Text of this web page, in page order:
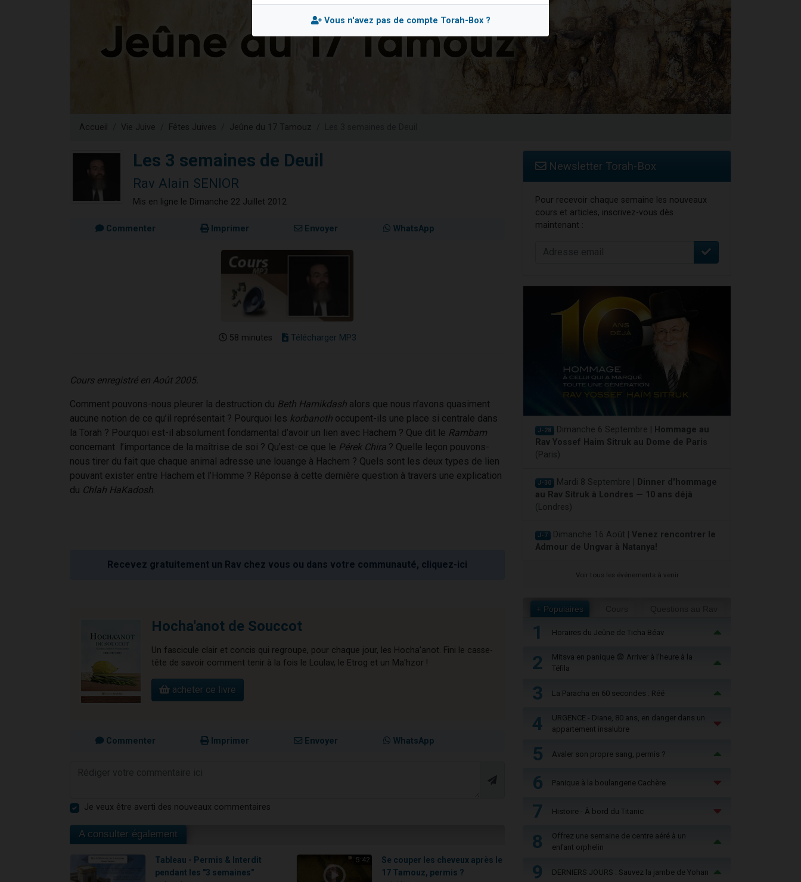
4 personnes viennent de nous rejoindre sur WhatsApp
Accueil Vie Juive Fêtes Juives Jeûne du 17 Tamouz
Les 3 semaines de Deuil
Rav Alain SENIOR
Mis en ligne le Dimanche 22 Juillet 2012
Commenter Imprimer Envoyer WhatsApp
58 minutes Télécharger MP3
Cours enregistré en Août 2005.
Comment pouvons-nous pleurer la destruction du Beth Hamikdash alors que nous n’avons quasiment
aucune notion de ce qu’il représentait ? Pourquoi les korbanoth occupent-ils une place si centrale dans
la Torah ? Pourquoi est-il absolument fondamental d’avoir un lien avec Hachem ? Que dit le Rambam
concernant l’importance de la maîtrise de soi ? Qu’est-ce que le Pérek Chira ? Quelle leçon pouvons-
nous tirer du fait que chaque animal adresse une louange à Hachem ? Quels sont les deux types de lien
pouvant exister entre Hachem et l’Homme ? Réponse à cette dernière question à travers une explication
du Chlah HaKadosh.
Recevez gratuitement un Rav chez vous ou dans votre communauté, cliquez-ici
Hocha'anot de Souccot
Un fascicule clair et concis qui regroupe, pour chaque jour, les Hocha'anot. Fini le casse-
tête de savoir comment tenir à la fois le Loulav, le Etrog et un Ma'hzor !
acheter ce livre
Commenter Imprimer Envoyer WhatsApp
Je veux être averti des nouveaux commentaires
A consulter également
Tableau - Permis & Interdit
pendant les "3 semaines"
5:42
Se couper les cheveux après le
17 Tamouz, permis ?
Newsletter Torah-Box
Pour recevoir chaque semaine les nouveaux
cours et articles, inscrivez-vous dès
maintenant :
J-28 Dimanche 6 Septembre |
Hommage au
Rav Yossef Haim Sitruk au Dome de Paris
(Paris)
J-30 Mardi 8 Septembre |
Dinner d'hommage
au Rav Sitruk à Londres — 10 ans déjà
(Londres)
J-7 Dimanche 16 Août | Venez rencontrer le
Admour de Ungvar à Natanya!
Voir tous les événements à venir
+ Populaires
1 Horaires du Jeûne de Ticha Béav
2
Mitsva en panique 😨 Arriver à l'heure à la
Téfila
3 La Paracha en 60 secondes : Réé
4
URGENCE - Diane, 80 ans, en danger dans un
appartement insalubre
5 Avaler son propre sang, permis ?
6 Panique à la boulangerie Cachère
7 Histoire - À bord du Titanic
8
Offrez une semaine de centre aéré à un
enfant orphelin
9 DERNIERS JOURS : Sauvez la jambe de Yohan
Vous n'avez pas de compte Torah-Box ?